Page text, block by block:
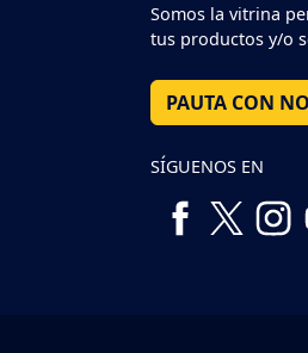
Somos la vitrina
tus productos y/o
PAUTA CON
SÍGUENOS EN